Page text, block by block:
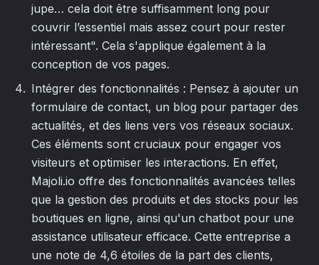
jupe… cela doit être suffisamment long pour
couvrir l’essentiel mais assez court pour rester
intéressant". Cela s'applique également à la
conception de vos pages.
Intégrer des fonctionnalités : Pensez à ajouter un
formulaire de contact, un blog pour partager des
actualités, et des liens vers vos réseaux sociaux.
Ces éléments sont cruciaux pour engager vos
visiteurs et optimiser les interactions. En effet,
Majoli.io offre des fonctionnalités avancées telles
que la gestion des produits et des stocks pour les
boutiques en ligne, ainsi qu'un chatbot pour une
assistance utilisateur efficace. Cette entreprise a
une note de 4,6 étoiles de la part des clients,